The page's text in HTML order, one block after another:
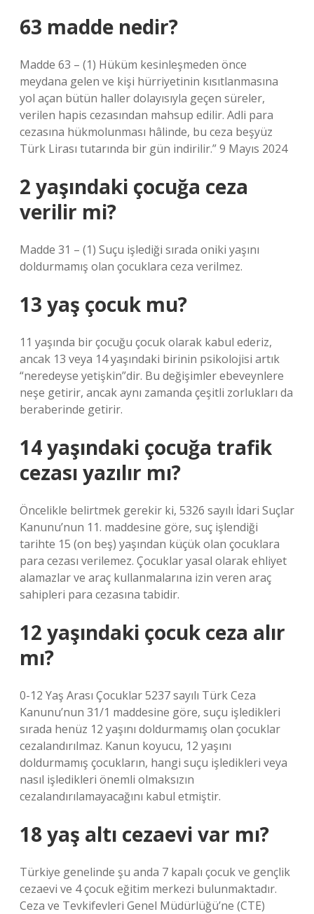
63 madde nedir?
Madde 63 – (1) Hüküm kesinleşmeden önce
meydana gelen ve kişi hürriyetinin kısıtlanmasına
yol açan bütün haller dolayısıyla geçen süreler,
verilen hapis cezasından mahsup edilir. Adli para
cezasına hükmolunması hâlinde, bu ceza beşyüz
Türk Lirası tutarında bir gün indirilir.” 9 Mayıs 2024
2 yaşındaki çocuğa ceza
verilir mi?
Madde 31 – (1) Suçu işlediği sırada oniki yaşını
doldurmamış olan çocuklara ceza verilmez.
13 yaş çocuk mu?
11 yaşında bir çocuğu çocuk olarak kabul ederiz,
ancak 13 veya 14 yaşındaki birinin psikolojisi artık
“neredeyse yetişkin”dir. Bu değişimler ebeveynlere
neşe getirir, ancak aynı zamanda çeşitli zorlukları da
beraberinde getirir.
14 yaşındaki çocuğa trafik
cezası yazılır mı?
Öncelikle belirtmek gerekir ki, 5326 sayılı İdari Suçlar
Kanunu’nun 11. maddesine göre, suç işlendiği
tarihte 15 (on beş) yaşından küçük olan çocuklara
para cezası verilemez. Çocuklar yasal olarak ehliyet
alamazlar ve araç kullanmalarına izin veren araç
sahipleri para cezasına tabidir.
12 yaşındaki çocuk ceza alır
mı?
0-12 Yaş Arası Çocuklar 5237 sayılı Türk Ceza
Kanunu’nun 31/1 maddesine göre, suçu işledikleri
sırada henüz 12 yaşını doldurmamış olan çocuklar
cezalandırılmaz. Kanun koyucu, 12 yaşını
doldurmamış çocukların, hangi suçu işledikleri veya
nasıl işledikleri önemli olmaksızın
cezalandırılamayacağını kabul etmiştir.
18 yaş altı cezaevi var mı?
Türkiye genelinde şu anda 7 kapalı çocuk ve gençlik
cezaevi ve 4 çocuk eğitim merkezi bulunmaktadır.
Ceza ve Tevkifevleri Genel Müdürlüğü’ne (CTE)